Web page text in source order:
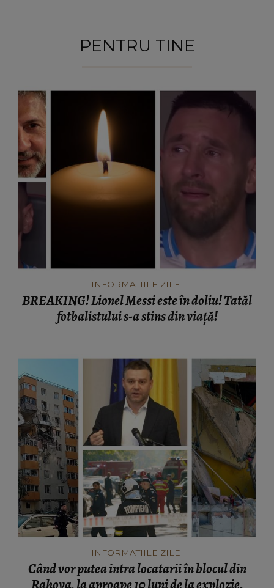
PENTRU TINE
INFORMATIILE ZILEI
BREAKING! Lionel Messi este în doliu! Tatăl
fotbalistului s-a stins din viață!
INFORMATIILE ZILEI
Când vor putea intra locatarii în blocul din